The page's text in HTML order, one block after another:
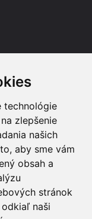
technológie
zlepšenie
našich
aby sme vám
obsah a
stránok
naši